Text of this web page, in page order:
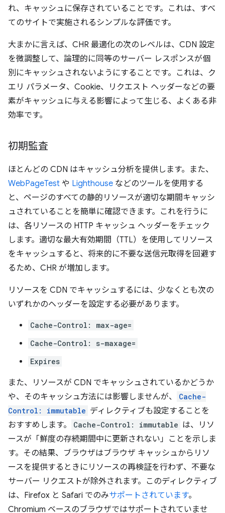
れ、キャッシュに保存されていることです。これは、すべ
てのサイトで実施されるシンプルな評価です。
大まかに言えば、CHR 最適化の次のレベルは、CDN 設定
を微調整して、論理的に同等のサーバー レスポンスが個
別にキャッシュされないようにすることです。これは、ク
エリ パラメータ、Cookie、リクエスト ヘッダーなどの要
素がキャッシュに与える影響によって生じる、よくある非
効率です。
初期監査
ほとんどの CDN はキャッシュ分析を提供します。また、
WebPageTest や Lighthouse などのツールを使用する
と、ページのすべての静的リソースが適切な期間キャッシ
ュされていることを簡単に確認できます。これを行うに
は、各リソースの HTTP キャッシュ ヘッダーをチェック
します。適切な最大有効期間（TTL）を使用してリソース
をキャッシュすると、将来的に不要な送信元取得を回避す
るため、CHR が増加します。
リソースを CDN でキャッシュするには、少なくとも次の
いずれかのヘッダーを設定する必要があります。
Cache-Control: max-age=
Cache-Control: s-maxage=
Expires
また、リソースが CDN でキャッシュされているかどうか
や、そのキャッシュ方法には影響しませんが、
Cache-
Control: immutable ディレクティブも設定することを
おすすめします。
Cache-Control: immutable は、リソ
ースが「鮮度の存続期間中に更新されない」ことを示しま
す。その結果、ブラウザはブラウザ キャッシュからリソ
ースを提供するときにリソースの再検証を行わず、不要な
サーバー リクエストが除外されます。このディレクティブ
は、Firefox と Safari でのみサポートされています。
Chromium ベースのブラウザではサポートされていませ